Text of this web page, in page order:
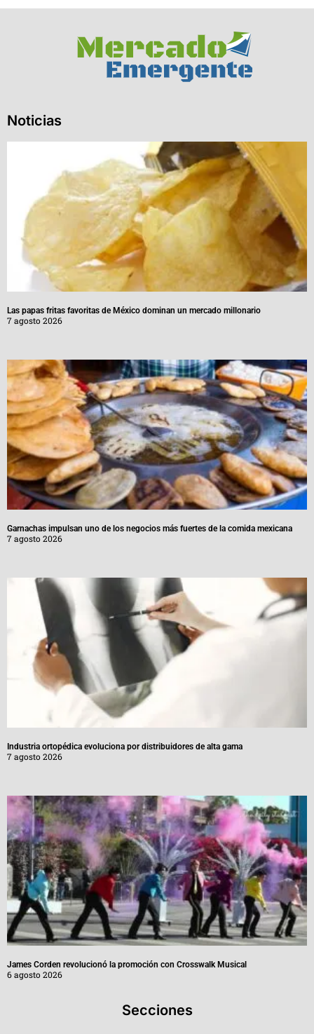
Noticias
Las papas fritas favoritas de México dominan un mercado millonario
7 agosto 2026
Garnachas impulsan uno de los negocios más fuertes de la comida mexicana
7 agosto 2026
Industria ortopédica evoluciona por distribuidores de alta gama
7 agosto 2026
James Corden revolucionó la promoción con Crosswalk Musical
6 agosto 2026
Secciones